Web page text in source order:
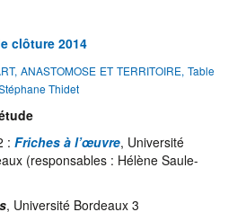
clôture 2014
ANASTOMOSE ET TERRITOIRE, Table
Thidet
: Friches à l’œuvre, Université
(responsables : Hélène Saule-
, Université Bordeaux 3